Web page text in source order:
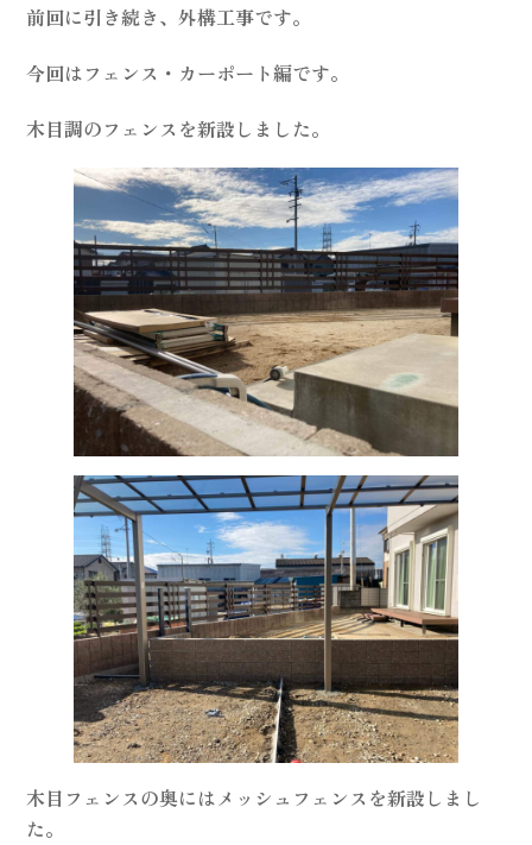
前回に引き続き、外構工事です。
今回はフェンス・カーポート編です。
木目調のフェンスを新設しました。
木目フェンスの奥にはメッシュフェンスを新設しまし
た。